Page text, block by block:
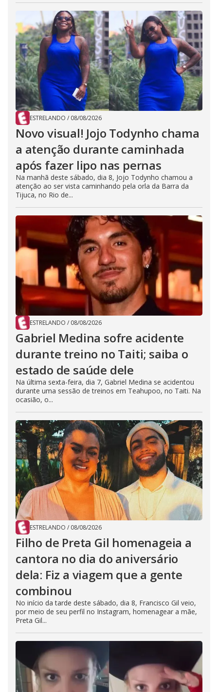
ESTRELANDO / 08/08/2026
Novo visual! Jojo Todynho chama
a atenção durante caminhada
após fazer lipo nas pernas
Na manhã deste sábado, dia 8, Jojo Todynho chamou a
atenção ao ser vista caminhando pela orla da Barra da
Tijuca, no Rio de...
ESTRELANDO / 08/08/2026
Gabriel Medina sofre acidente
durante treino no Taiti; saiba o
estado de saúde dele
Na última sexta-feira, dia 7, Gabriel Medina se acidentou
durante uma sessão de treinos em Teahupoo, no Taiti. Na
ocasião, o...
ESTRELANDO / 08/08/2026
Filho de Preta Gil homenageia a
cantora no dia do aniversário
dela: Fiz a viagem que a gente
combinou
No início da tarde deste sábado, dia 8, Francisco Gil veio,
por meio de seu perfil no Instagram, homenagear a mãe,
Preta Gil...